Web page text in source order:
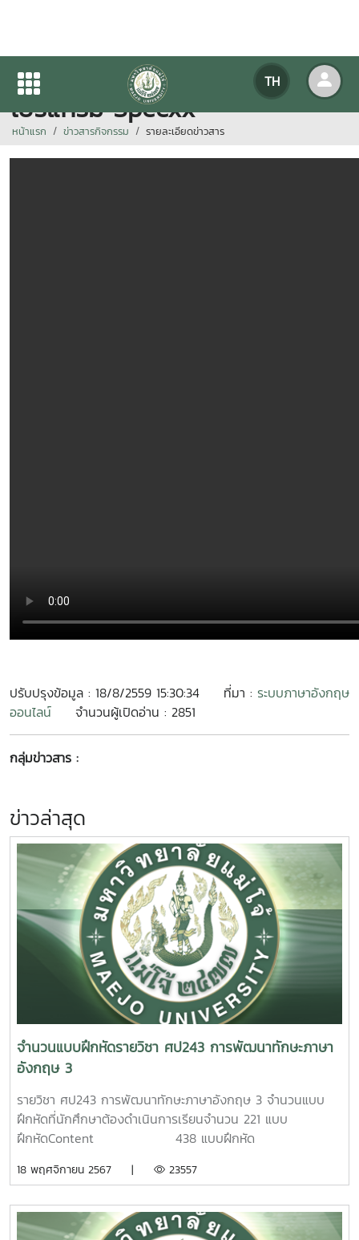
TH
VDO แนะนำการเข้าใช้งาน
โปรแกรม Speexx
หน้าแรก ข่าวสารกิจกรรม รายละเอียดข่าวสาร
ปรับปรุงข้อมูล : 18/8/2559 15:30:34 ที่มา : ระบบภาษาอังกฤษ
ออนไลน์
จำนวนผู้เปิดอ่าน : 2851
กลุ่มข่าวสาร :
ข่าวล่าสุด
จำนวนแบบฝึกหัดรายวิชา ศป243 การพัฒนาทักษะภาษา
อังกฤษ 3
รายวิชา ศป243 การพัฒนาทักษะภาษาอังกฤษ 3 จำนวนแบบ
ฝึกหัดที่นักศึกษาต้องดำเนินการเรียนจำนวน 221 แบบ
ฝึกหัดContent 438 แบบฝึกหัด
680 แบบฝึกหัด
18 พฤศจิกายน 2567 | 23557